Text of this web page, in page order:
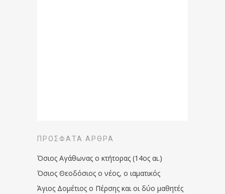
ΠΡΌΣΦΑΤΑ ΆΡΘΡΑ
Όσιος Αγάθωνας ο κτήτορας (14ος αι.)
Όσιος Θεοδόσιος ο νέος, ο ιαματικός
Άγιος Δομέτιος ο Πέρσης και οι δύο μαθητές